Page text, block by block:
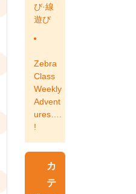
び·線
遊び
Zebra
Class
Weekly
Advent
ures….
!
カ
テ